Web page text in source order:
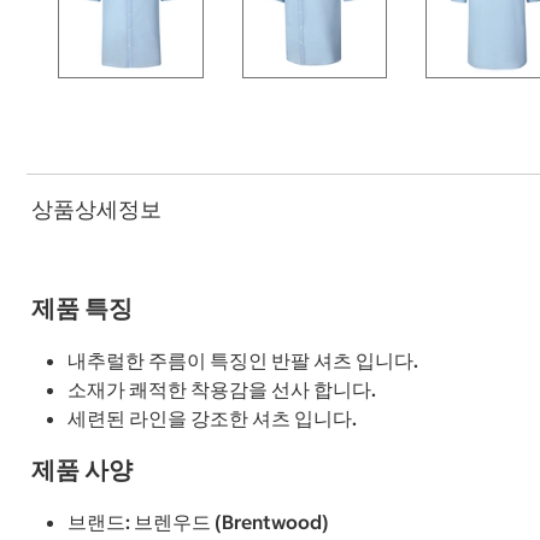
상품상세정보
제품 특징
내추럴한 주름이 특징인 반팔 셔츠 입니다.
소재가 쾌적한 착용감을 선사 합니다.
세련된 라인을 강조한 셔츠 입니다.
제품 사양
브랜드: 브렌우드 (Brentwood)